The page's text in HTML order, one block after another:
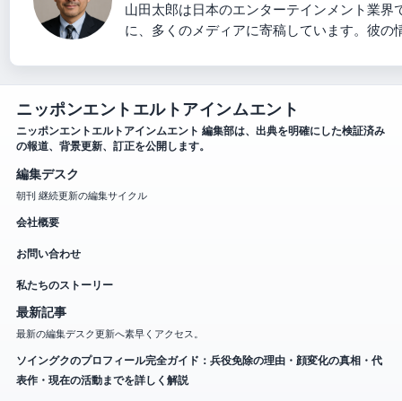
山田太郎は日本のエンターテインメント業
に、多くのメディアに寄稿しています。彼
ニッポンエントエルトアインムエント
ニッポンエントエルトアインムエント 編集部は、出典を明確にした検証済み
の報道、背景更新、訂正を公開します。
編集デスク
朝刊 継続更新の編集サイクル
会社概要
お問い合わせ
私たちのストーリー
最新記事
最新の編集デスク更新へ素早くアクセス。
ソイングクのプロフィール完全ガイド：兵役免除の理由・顔変化の真相・代
表作・現在の活動までを詳しく解説